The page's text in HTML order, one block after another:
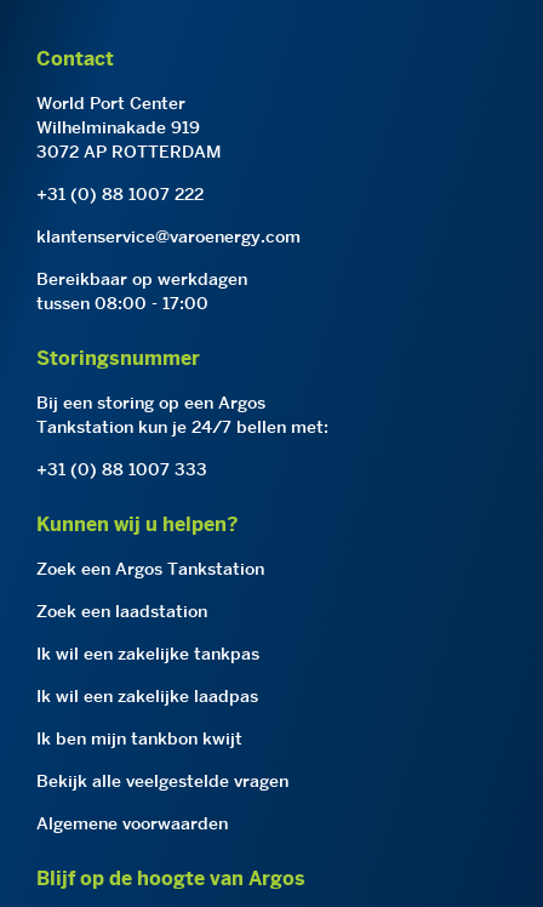
Contact
World Port Center
Wilhelminakade 919
3072 AP ROTTERDAM
+31 (0) 88 1007 222
klantenservice@varoenergy.com
Bereikbaar op werkdagen
tussen 08:00 - 17:00
Storingsnummer
Bij een storing op een Argos
Tankstation kun je 24/7 bellen met:
+31 (0) 88 1007 333
Kunnen wij u helpen?
Zoek een Argos Tankstation
Zoek een laadstation
Ik wil een zakelijke tankpas
Ik wil een zakelijke laadpas
Ik ben mijn tankbon kwijt
Bekijk alle veelgestelde vragen
Algemene voorwaarden
Blijf op de hoogte van Argos